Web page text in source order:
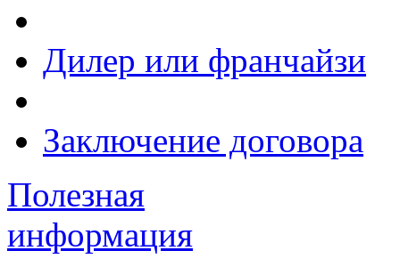
Дилер или франчайзи
Заключение договора
Полезная
информация